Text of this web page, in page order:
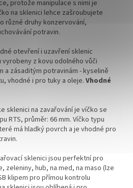
na něj dopravu ZDARMA!
protože manipulace s nimi je
na sklenici lehce zašroubujete
různé druhy konzervování,
potravin.
otevření i uzavření sklenic
vyrobeny z kovu odolného vůči
a zásaditým potravinám - kyselině
vhodné i pro tuky a oleje. Vhodné
sklenici na zavařování je víčko se
RTS, průměr: 66 mm. Víčko typu
má hladký povrch a je vhodné pro
sklenici jsou perfektní pro
zeleniny, hub, na med, na maso (lze
klipem pro přímou kontrolu